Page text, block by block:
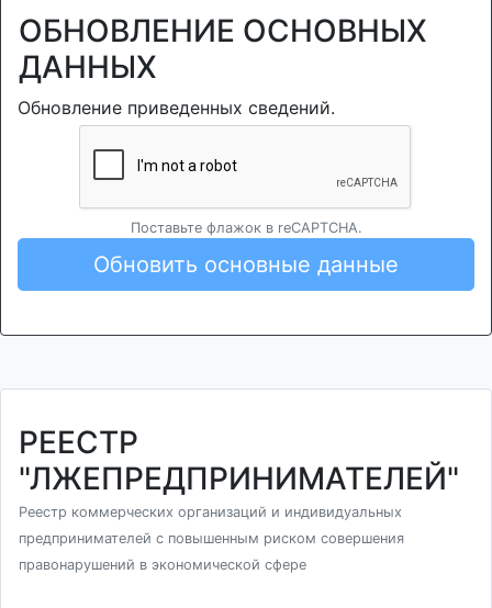
ОБНОВЛЕНИЕ ОСНОВНЫХ
ДАННЫХ
Обновление приведенных сведений.
Поставьте флажок в reCAPTCHA.
Обновить основные данные
РЕЕСТР
"ЛЖЕПРЕДПРИНИМАТЕЛЕЙ"
Реестр коммерческих организаций и индивидуальных
предпринимателей с повышенным риском совершения
правонарушений в экономической сфере